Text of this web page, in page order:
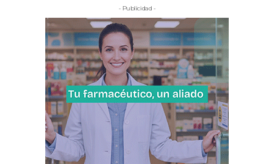
- Publicidad -